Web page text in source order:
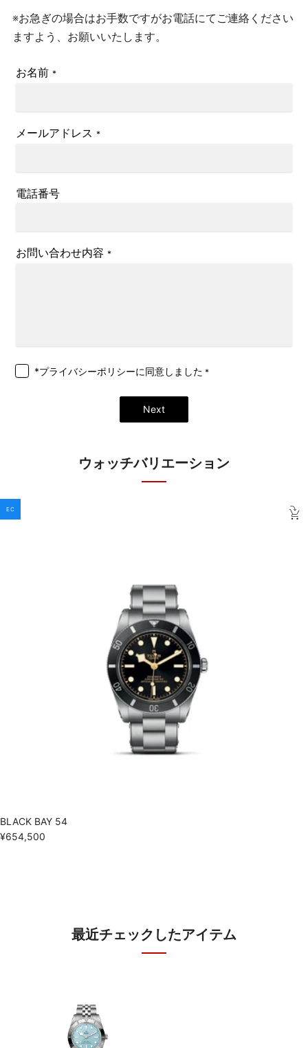
※お急ぎの場合はお手数ですがお電話にてご連絡ください
ますよう、お願いいたします。
お名前 *
メールアドレス *
電話番号
お問い合わせ内容 *
*プライバシーポリシーに同意しました *
Next
ウォッチバリエーション
EC
BLACK BAY 54
¥654,500
最近チェックしたアイテム